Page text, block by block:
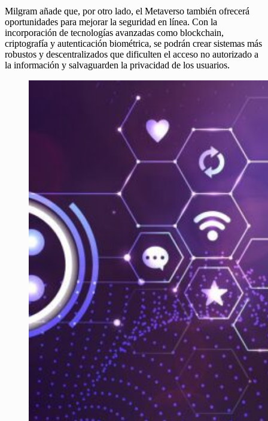
Milgram añade que, por otro lado, el Metaverso también ofrecerá
oportunidades para mejorar la seguridad en línea. Con la
incorporación de tecnologías avanzadas como blockchain,
criptografía y autenticación biométrica, se podrán crear sistemas más
robustos y descentralizados que dificulten el acceso no autorizado a
la información y salvaguarden la privacidad de los usuarios.